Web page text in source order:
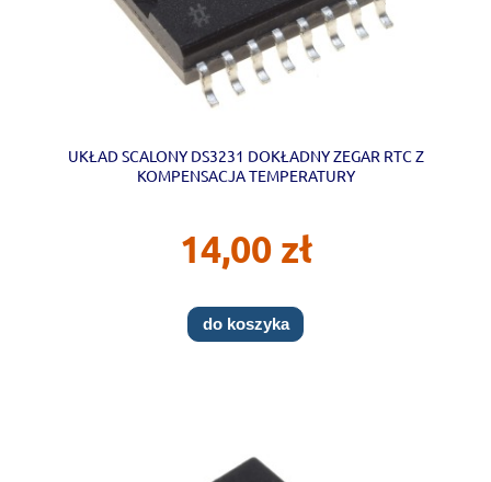
UKŁAD SCALONY DS3231 DOKŁADNY ZEGAR RTC Z
KOMPENSACJA TEMPERATURY
14,00 zł
do koszyka